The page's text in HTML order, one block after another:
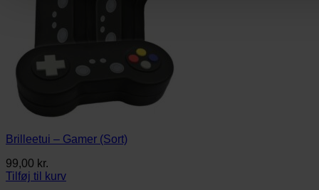
Brilleetui – Gamer (Sort)
99,00 kr.
Tilføj til kurv